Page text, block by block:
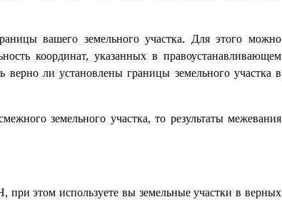
вашего земельного участка. Для этого можно
координат, указанных в правоустанавливающем
верно ли установлены границы земельного участка в
земельного участка, то результаты межевания
этом используете вы земельные участки в верных